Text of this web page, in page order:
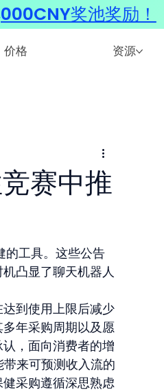
价格 资源
赛中推
工具。这些公告
凸显了聊天机器人
到使用上限后减少
年采购周期以及愿
，面向消费者的增
来可预测收入流的
采购遵循深思熟虑
奖池奖励！